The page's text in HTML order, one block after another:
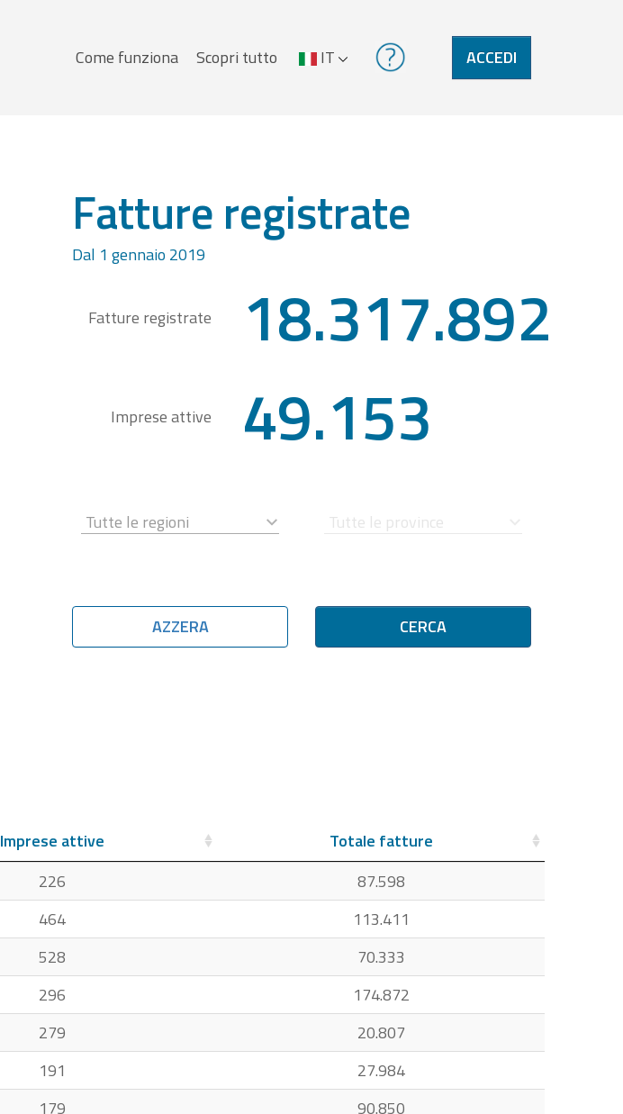
Menu
Come funziona Scopri tutto IT ACCEDI
Fatture registrate
Dal 1 gennaio 2019
Fatture registrate 18.317.892
Imprese attive 49.153
AZZERA CERCA
Imprese attive
Totale fatture
226
87.598
464
113.411
528
70.333
296
174.872
279
20.807
191
27.984
179
90.850